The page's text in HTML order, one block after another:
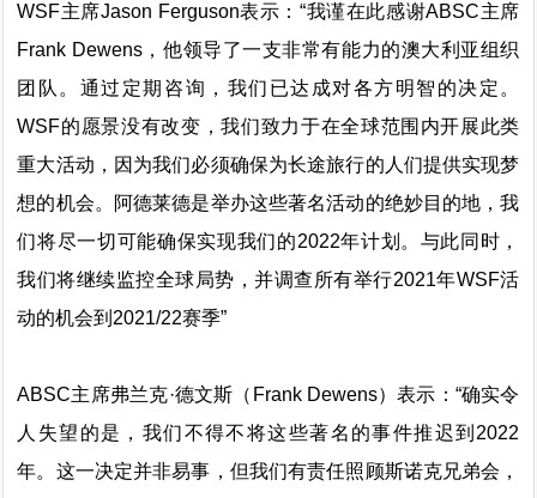
WSF主席Jason Ferguson表示：“我谨在此感谢ABSC主席
Frank Dewens，他领导了一支非常有能力的澳大利亚组织
团队。通过定期咨询，我们已达成对各方明智的决定。
WSF的愿景没有改变，我们致力于在全球范围内开展此类
重大活动，因为我们必须确保为长途旅行的人们提供实现梦
想的机会。阿德莱德是举办这些著名活动的绝妙目的地，我
们将尽一切可能确保实现我们的2022年计划。与此同时，
我们将继续监控全球局势，并调查所有举行2021年WSF活
动的机会到2021/22赛季”
ABSC主席弗兰克·德文斯（Frank Dewens）表示：“确实令
人失望的是，我们不得不将这些著名的事件推迟到2022
年。这一决定并非易事，但我们有责任照顾斯诺克兄弟会，